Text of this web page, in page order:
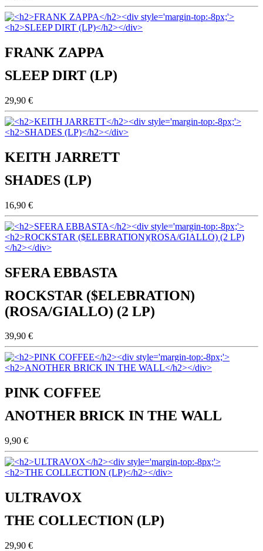
FRANK ZAPPA
SLEEP DIRT (LP)
29,90 €
KEITH JARRETT
SHADES (LP)
16,90 €
SFERA EBBASTA
ROCKSTAR ($ELEBRATION)
(ROSA/GIALLO) (2 LP)
39,90 €
PINK COFFEE
ANOTHER BRICK IN THE WALL
9,90 €
ULTRAVOX
THE COLLECTION (LP)
29,90 €